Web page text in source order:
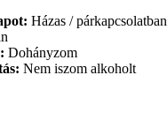
Házas / párkapcsolatban
Dohányzom
Nem iszom alkoholt